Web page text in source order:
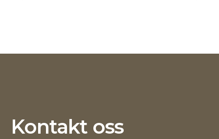
Kontakt oss